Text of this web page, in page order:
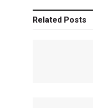
Related Posts